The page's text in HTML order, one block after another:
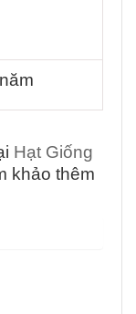
Hạt Giống
khảo thêm